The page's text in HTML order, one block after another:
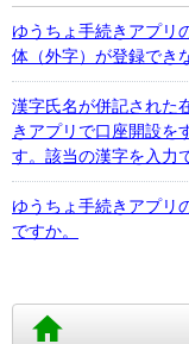
ゆうちょ手続きアプリ
体（外字）が登録でき
漢字氏名が併記された
きアプリで口座開設を
す。該当の漢字を入力
ゆうちょ手続きアプリ
ですか。